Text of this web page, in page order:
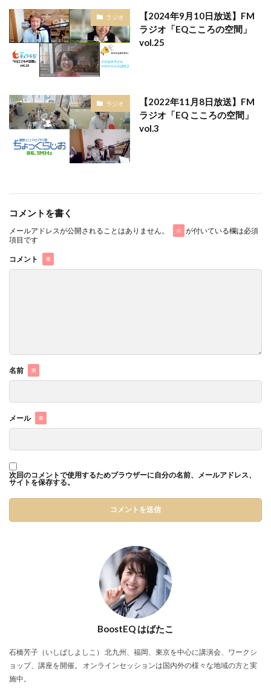
ラジオ
【2024年9月10日放送】FM
ラジオ「EQこころの空間」
vol.25
ラジオ
【2022年11月8日放送】FM
ラジオ「EQ こころの空間」
vol.3
コメントを書く
メールアドレスが公開されることはありません。 ※
が付いている欄は必須
項目です
コメント ※
名前 ※
メール ※
次回のコメントで使用するためブラウザーに自分の名前、メールアドレス、
サイトを保存する。
BoostEQ はばたこ
石橋芳子（いしばしよしこ） 北九州、福岡、東京を中心に講演会、ワークシ
ョップ、講座を開催。 オンラインセッションは国内外の様々な地域の方と実
施中。